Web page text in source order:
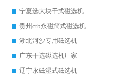
宁夏选大块干式磁选机
贵州ctb永磁筒式磁选机
湖北河沙专用磁选机
广东干选磁选机厂家
辽宁永磁湿式磁选机